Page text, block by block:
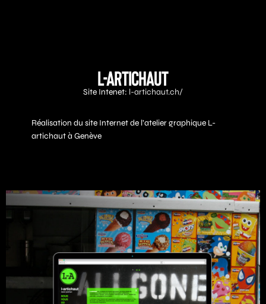
L-ARTICHAUT
Site Intenet: l-artichaut.ch/
Réalisation du site Internet de l’atelier graphique L-
artichaut à Genève